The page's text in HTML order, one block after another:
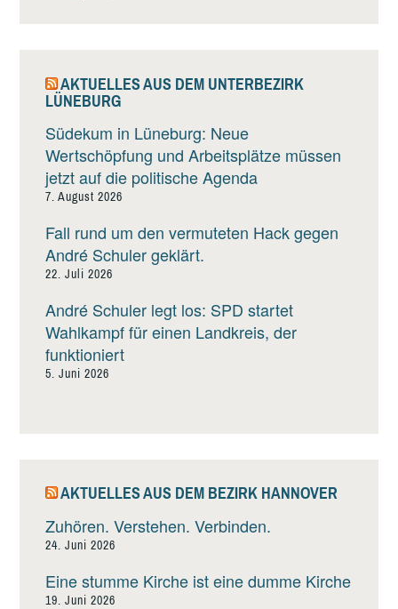
AKTUELLES AUS DEM UNTERBEZIRK
LÜNEBURG
Südekum in Lüneburg: Neue
Wertschöpfung und Arbeitsplätze müssen
jetzt auf die politische Agenda
7. August 2026
Fall rund um den vermuteten Hack gegen
André Schuler geklärt.
22. Juli 2026
André Schuler legt los: SPD startet
Wahlkampf für einen Landkreis, der
funktioniert
5. Juni 2026
AKTUELLES AUS DEM BEZIRK HANNOVER
Zuhören. Verstehen. Verbinden.
24. Juni 2026
Eine stumme Kirche ist eine dumme Kirche
19. Juni 2026